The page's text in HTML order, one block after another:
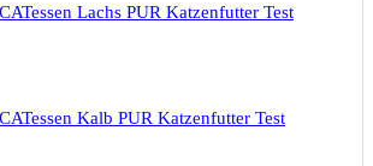
Lachs PUR Katzenfutter Test
Kalb PUR Katzenfutter Test